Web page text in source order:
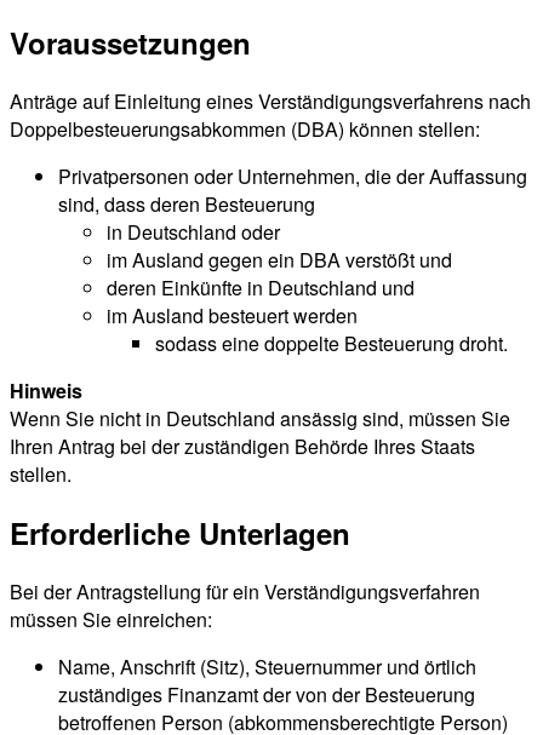
Voraussetzungen
Anträge auf Einleitung eines Verständigungsverfahrens nach
Doppelbesteuerungsabkommen (DBA) können stellen:
Privatpersonen oder Unternehmen, die der Auffassung
sind, dass deren Besteuerung
in Deutschland oder
im Ausland gegen ein DBA verstößt und
deren Einkünfte in Deutschland und
im Ausland besteuert werden
sodass eine doppelte Besteuerung droht.
Hinweis
Wenn Sie nicht in Deutschland ansässig sind, müssen Sie
Ihren Antrag bei der zuständigen Behörde Ihres Staats
stellen.
Erforderliche Unterlagen
Bei der Antragstellung für ein Verständigungsverfahren
müssen Sie einreichen:
Name, Anschrift (Sitz), Steuernummer und örtlich
zuständiges Finanzamt der von der Besteuerung
betroffenen Person (abkommensberechtigte Person)